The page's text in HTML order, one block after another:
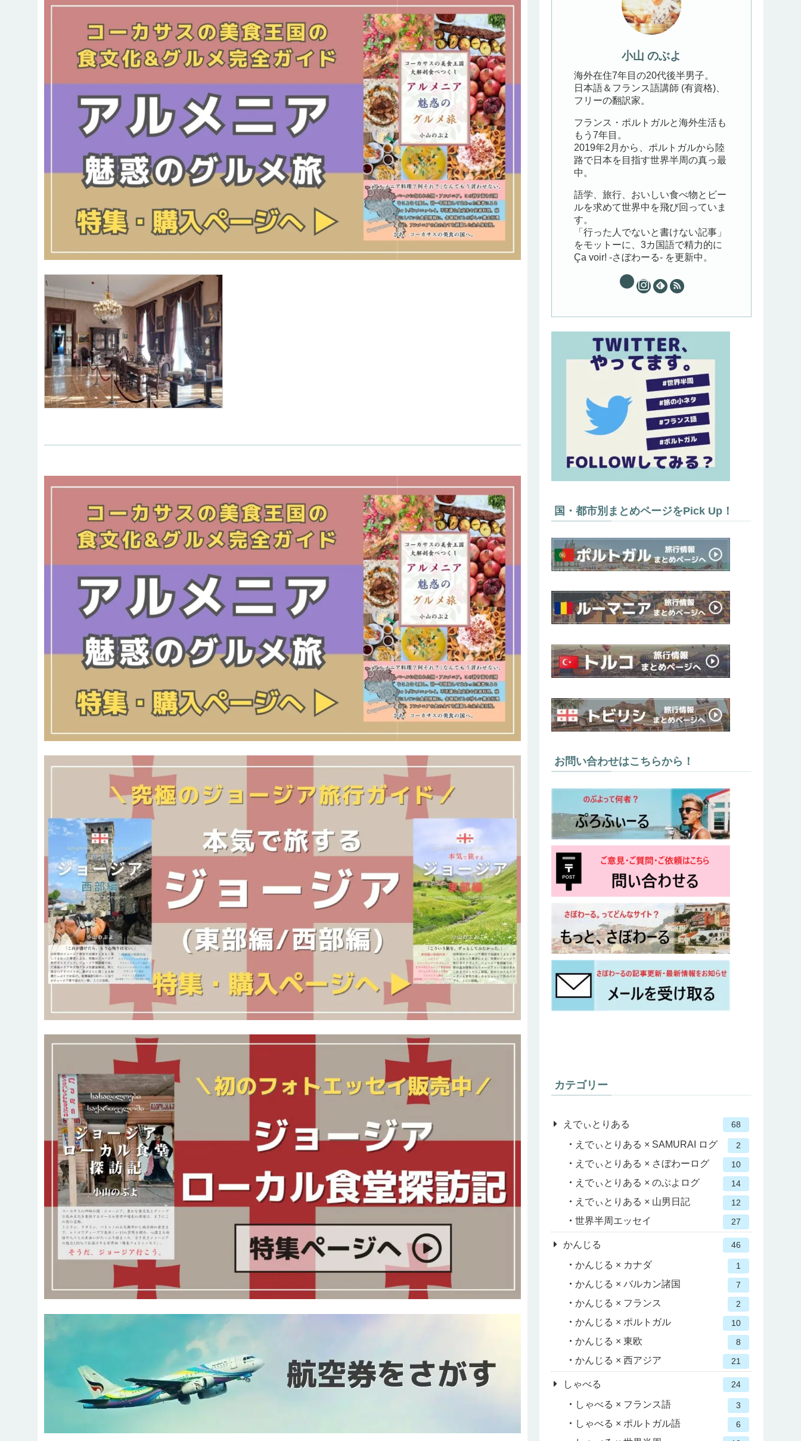
小山 のぶよ
海外在住7年目の20代後半男子。
日本語＆フランス語講師 (有資格)、
フリーの翻訳家。
フランス・ポルトガルと海外生活も
もう7年目。
2019年2月から、ポルトガルから陸
路で日本を目指す世界半周の真っ最
中。
語学、旅行、おいしい食べ物とビー
ルを求めて世界中を飛び回っていま
す。
「行った人でないと書けない記事」
をモットーに、3カ国語で精力的に
Ça voir! -さぼわーる- を更新中。
国・都市別まとめページをPick Up！
お問い合わせはこちらから！
カテゴリー
えでぃとりある 68
えでぃとりある × SAMURAI ログ 2
えでぃとりある × さぼわーログ 10
えでぃとりある × のぶよログ 14
えでぃとりある × 山男日記 12
世界半周エッセイ 27
かんじる 46
かんじる × カナダ 1
かんじる × バルカン諸国 7
かんじる × フランス 2
かんじる × ポルトガル 10
かんじる × 東欧 8
かんじる × 西アジア 21
しゃべる 24
しゃべる × フランス語 3
しゃべる × ポルトガル語 6